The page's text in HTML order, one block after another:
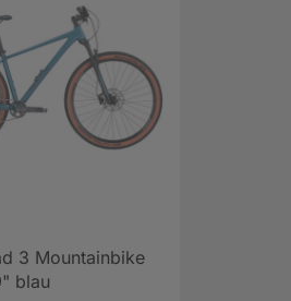
3 Mountainbike
blau